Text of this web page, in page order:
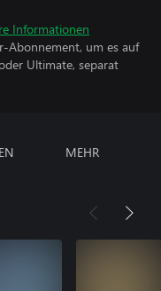
Informationen
Abonnement, um es auf
Ultimate, separat
MEHR